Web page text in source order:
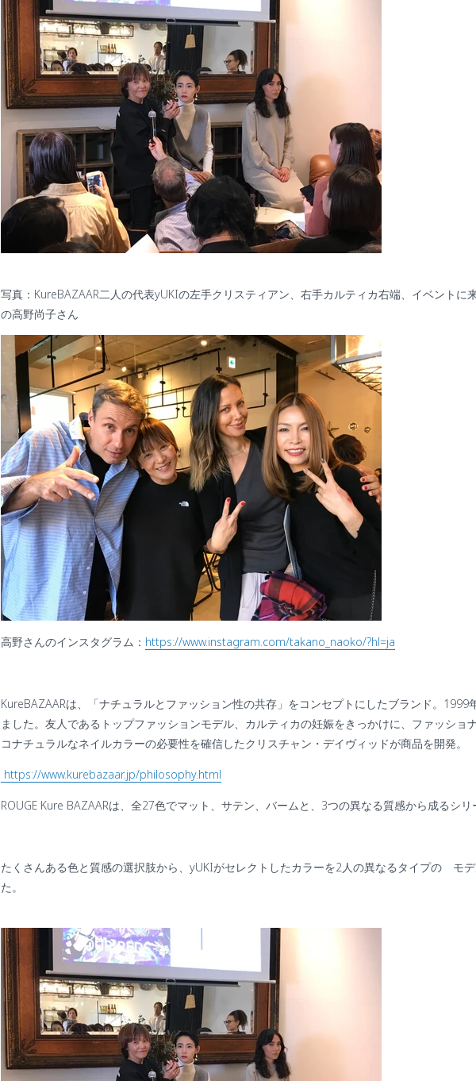
写真： KureBAZAAR二人の代表yUKIの左手クリスティアン、右手カルティカ右端、イベントに
の高野尚子さん
高野さんのインスタグラム： https://www.instagram.com/takano_naoko/?hl=ja
KureBAZAARは、「ナチュラルとファッション性の共存」をコンセプトにしたブランド。 1999
ました。友人であるトップファッションモデル、カルティカの妊娠をきっかけに、ファッショ
コナチュラルなネイルカラーの必要性を確信したクリスチャン・デイヴィッドが商品を開発。
https://www.kurebazaar.jp/philosophy.html
ROUGE Kure BAZAARは、全27色でマット、サテン、バームと、 3つの異なる質感から成るシリ
たくさんある色と質感の選択肢から、 yUKIがセレクトしたカラーを2人の異なるタイプの モ
た。